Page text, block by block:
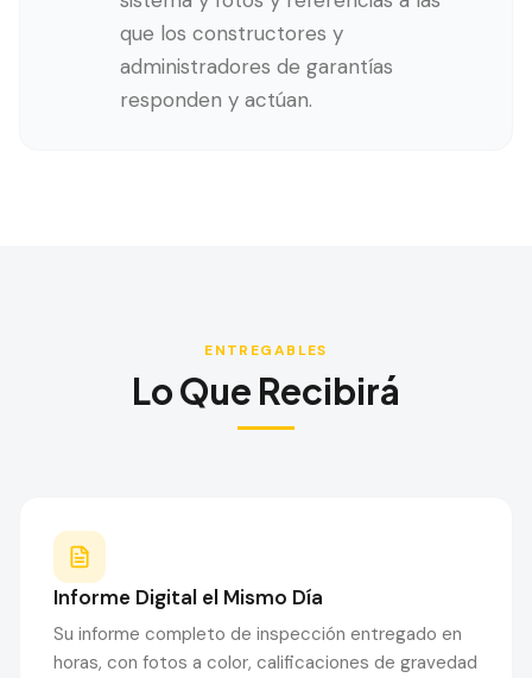
que los constructores y
administradores de garantías
responden y actúan.
ENTREGABLES
Lo Que Recibirá
Informe Digital el Mismo Día
Su informe completo de inspección entregado en
horas, con fotos a color, calificaciones de gravedad